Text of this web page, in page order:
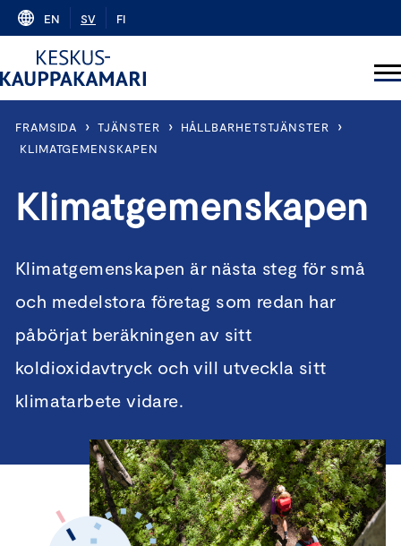
Skip
content
EN SV FI
FRAMSIDA › TJÄNSTER › HÅLLBARHETSTJÄNSTER ›
KLIMATGEMENSKAPEN
Klimatgemenskapen
Klimatgemenskapen är nästa steg för små
och medelstora företag som redan har
påbörjat beräkningen av sitt
koldioxidavtryck och vill utveckla sitt
klimatarbete vidare.